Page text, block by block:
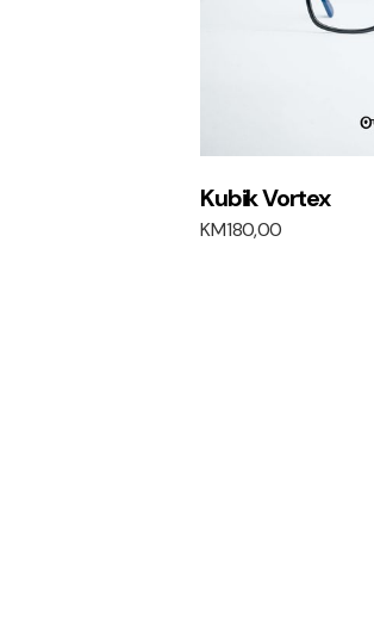
Kubik Vortex
KM180,00